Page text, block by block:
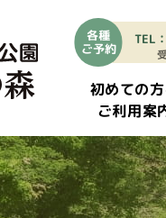
各種
ご予約
TEL：
初めての
ご利用案